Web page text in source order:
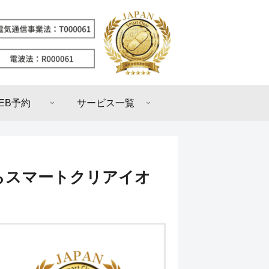
予約 サービス一覧
マートクリアイオ